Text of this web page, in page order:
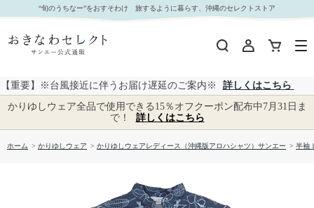
【送料無料】形態安定 ハンドペイントプランツ柄 かりゆしウェアP1025-18L L｜おきなわセレ
クト サンエー公式通販
“旬のうちなー”をおすそわけ 旅するように暮らす、沖縄のセレクトストア
【重要】※台風接近に伴うお届け遅延のご案内※
詳しくはこちら
かりゆしウェア全品で使用できる15％オフクーポン配布中7月31日ま
で！
詳しくはこちら
ホーム > かりゆしウェア > かりゆしウェアレディース（沖縄版アロハシャツ）サンエー > 半袖